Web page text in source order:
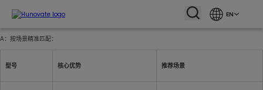
EN
A：按场景精准匹配：
型号 核心优势 推荐场景